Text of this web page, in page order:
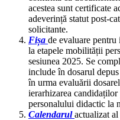
acestea sunt certificate
adeverință statut post-
solicitante.
Fișa de evaluare
la etapele mobilității
sesiunea 2025. Se
include în dosarul
în urma evaluării
ierarhizarea
personalului didactic la
Calendarulactualizat